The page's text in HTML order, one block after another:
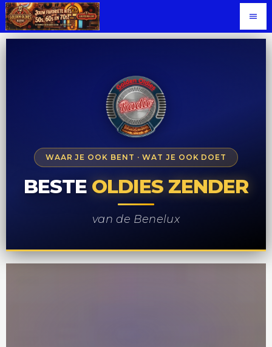
menu
WAAR JE OOK BENT · WAT JE OOK DOET
BESTE OLDIES ZENDER
van de Benelux